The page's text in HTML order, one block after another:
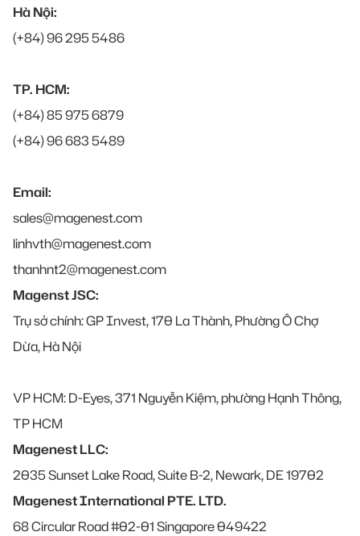
Hà Nội:
(+84) 96 295 5486
TP. HCM:
(+84) 85 975 6879
(+84) 96 683 5489
Email:
sales@magenest.com
linhvth@magenest.com
thanhnt2@magenest.com
Magenst JSC:
Trụ sở chính: GP Invest, 170 La Thành, Phường Ô Chợ
Dừa, Hà Nội
VP HCM: D-Eyes, 371 Nguyễn Kiệm, phường Hạnh Thông,
TP HCM
Magenest LLC:
2035 Sunset Lake Road, Suite B-2, Newark, DE 19702
Magenest International PTE. LTD.
68 Circular Road #02-01 Singapore 049422